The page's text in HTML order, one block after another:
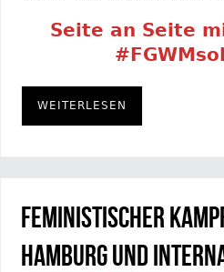
Seite an Seite
WEITERLESEN
Feministischer
Hamburg und